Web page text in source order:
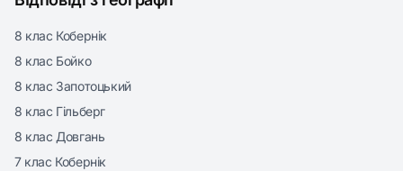
8 клас Кобернік
8 клас Бойко
8 клас Запотоцький
8 клас Гільберг
8 клас Довгань
7 клас Кобернік